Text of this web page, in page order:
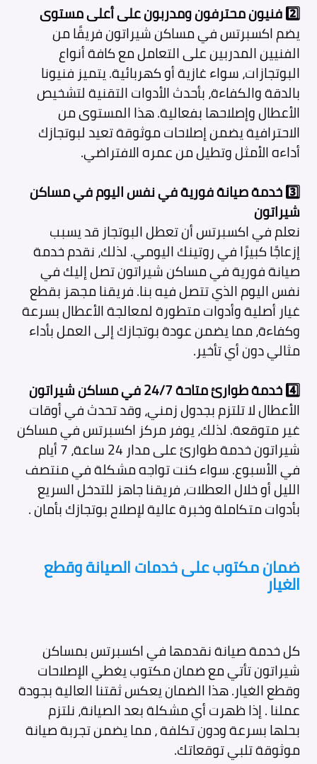
2️⃣ فنيون محترفون ومدربون على أعلى مستوى
يضم اكسبرتس في مساكن شيراتونفريقًا من
الفنيين المدربين على التعامل مع كافة أنواع
البوتجازات، سواء غازية أو كهربائية. يتميز فنيونا
بالدقة والكفاءة، بأحدث الأدوات التقنية لتشخيص
الأعطال وإصلاحها بفعالية. هذا المستوى من
الاحترافية يضمن إصلاحات موثوقة تعيد لبوتجازك
أداءه الأمثل وتطيل من عمره الافتراضي.
3️⃣ خدمة صيانة فورية في نفس اليوم في مساكن
شيراتون
نعلم في اكسبرتس أن تعطل البوتجاز قد يسبب
إزعاجًا كبيرًا في روتينك اليومي. لذلك، نقدم خدمة
صيانة فورية في مساكن شيراتون تصل إليك في
نفس اليوم الذي تتصل فيه بنا. فريقنا مجهز بقطع
غيار أصلية وأدوات متطورة لمعالجة الأعطال بسرعة
وكفاءة، مما يضمن عودة بوتجازك إلى العمل بأداء
مثالي دون أي تأخير.
4️⃣ خدمة طوارئ متاحة 24/7 في مساكن شيراتون
الأعطال لا تلتزم بجدول زمني، وقد تحدث في أوقات
غير متوقعة. لذلك، يوفر مركز اكسبرتس في مساكن
شيراتون خدمة طوارئ على مدار 24 ساعة، 7 أيام
في الأسبوع. سواء كنت تواجه مشكلة في منتصف
الليل أو خلال العطلات، فريقنا جاهز للتدخل السريع
بأدوات متكاملة وخبرة عالية لإصلاح بوتجازك بأمان .
ضمان مكتوب على خدمات الصيانة وقطع
الغيار
كل خدمة صيانة نقدمها في اكسبرتس بمساكن
شيراتون تأتي مع ضمان مكتوب يغطي الإصلاحات
وقطع الغيار. هذا الضمان يعكس ثقتنا العالية بجودة
عملنا . إذا ظهرت أي مشكلة بعد الصيانة، نلتزم
بحلها بسرعة ودون تكلفة ، مما يضمن تجربة صيانة
موثوقة تلبي توقعاتك.